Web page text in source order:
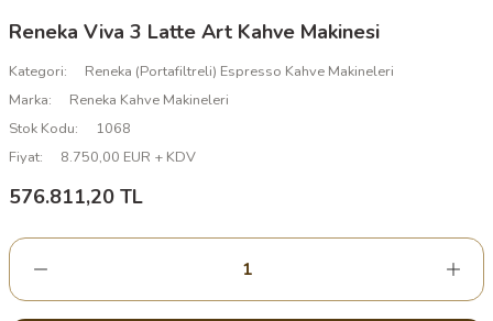
Reneka Viva 3 Latte Art Kahve Makinesi
Kategori
Reneka (Portafiltreli) Espresso Kahve Makineleri
Marka
Reneka Kahve Makineleri
Stok Kodu
1068
Fiyat
8.750,00 EUR + KDV
576.811,20 TL